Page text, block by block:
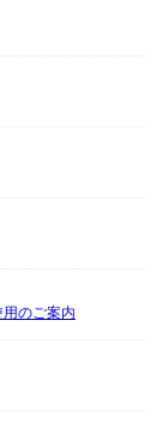
のご案内